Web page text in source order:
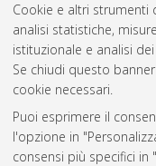
Cookie e altri
analisi statistiche,
istituzionale e analisi
Se chiudi questo
cookie necessari.
Puoi esprimere il
l'opzione in
consensi più specifici
Atom
Rss 1.0